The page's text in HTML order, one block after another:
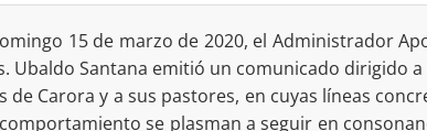
15 de marzo de 2020, el Administrador
Ubaldo Santana emitió un comunicado dirigido
de Carora y a sus pastores, en cuyas líneas
se plasman a seguir en